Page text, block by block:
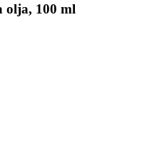
olja, 100 ml